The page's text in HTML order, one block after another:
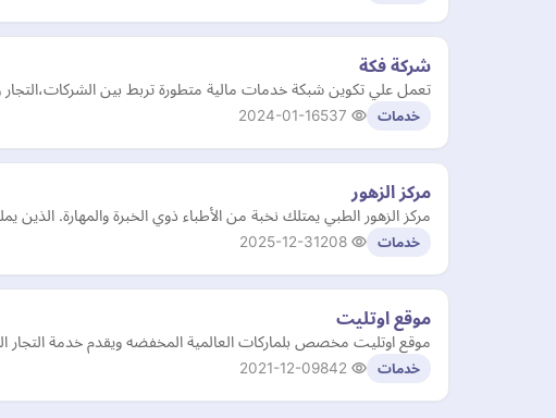
شركة فكة
تعمل علي تكوين شبكة خدمات مالية متطورة تربط بين الشركات،التجار
خدمات 2024-01-16
مركز الزهور
مركز الزهور الطبي يمتلك نخبة من الأطباء ذوي الخبرة والمهارة.
خدمات 2025-12-31
موقع اوتليت
موقع اوتليت مخصص بلماركات العالمية المخفضه ويقدم خدمة التجار
خدمات 2021-12-09